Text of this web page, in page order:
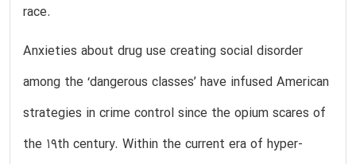
race.
Anxieties about drug use creating social disorder
among the ‘dangerous classes’ have infused American
strategies in crime control since the opium scares of
the 19th century. Within the current era of hyper-